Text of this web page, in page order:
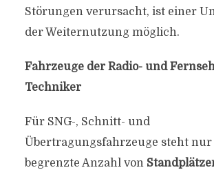
Störungen verursacht, ist einer
der Weiternutzung möglich.
Fahrzeuge der Radio- und
Techniker
Für SNG-, Schnitt- und
Übertragungsfahrzeuge steht nur
begrenzte Anzahl von